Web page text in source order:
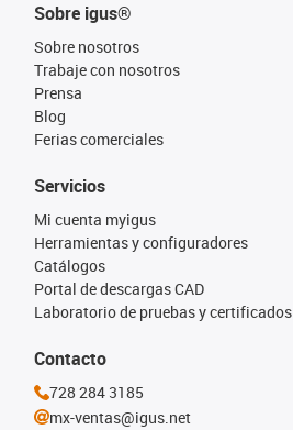
Sobre igus®
Sobre nosotros
Trabaje con nosotros
Prensa
Blog
Ferias comerciales
Servicios
Mi cuenta myigus
Herramientas y configuradores
Catálogos
Portal de descargas CAD
Laboratorio de pruebas y certificados
Contacto
728 284 3185
mx-ventas@igus.net